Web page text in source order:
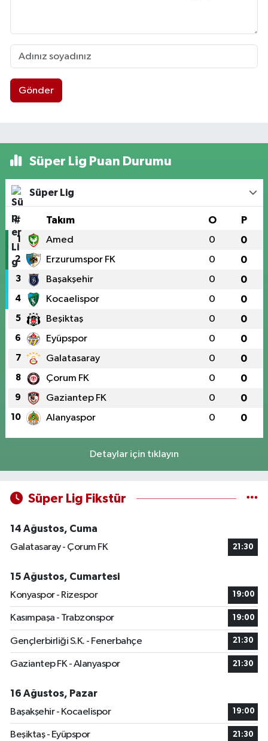
Gönder
Süper Lig Puan Durumu
Süper Lig
# Takım O P
1 Amed 0 0
2 Erzurumspor FK 0 0
3 Başakşehir 0 0
4 Kocaelispor 0 0
5 Beşiktaş 0 0
6 Eyüpspor 0 0
7 Galatasaray 0 0
8 Çorum FK 0 0
9 Gaziantep FK 0 0
10 Alanyaspor 0 0
Detaylar için tıklayın
Süper Lig Fikstür
14 Ağustos, Cuma
Galatasaray - Çorum FK
21:30
15 Ağustos, Cumartesi
Konyaspor - Rizespor
19:00
Kasımpaşa - Trabzonspor 19:00
Gençlerbirliği S.K. - Fenerbahçe 21:30
Gaziantep FK - Alanyaspor 21:30
16 Ağustos, Pazar
Başakşehir - Kocaelispor
19:00
Beşiktaş - Eyüpspor 21:30